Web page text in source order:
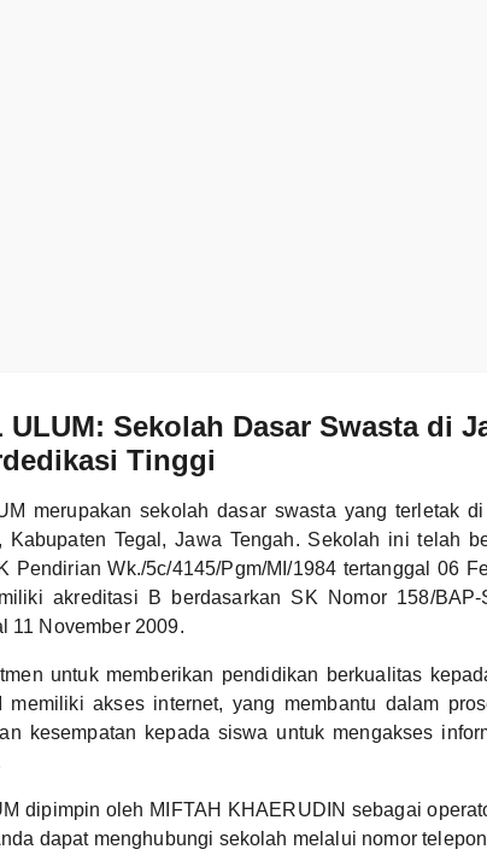
ULUM: Sekolah Dasar Swasta di
Tinggi
merupakan sekolah dasar swasta yang terletak
Kabupaten Tegal, Jawa Tengah. Sekolah ini telah
Pendirian Wk./5c/4145/Pgm/MI/1984 tertanggal 06
akreditasi B berdasarkan SK Nomor 158/BAP-
11 November 2009.
untuk memberikan pendidikan berkualitas
memiliki akses internet, yang membantu dalam
kesempatan kepada siswa untuk mengakses
dipimpin oleh MIFTAH KHAERUDIN sebagai
dapat menghubungi sekolah melalui nomor